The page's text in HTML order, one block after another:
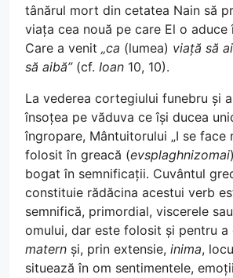
tânărul mort din cetatea Nain să
viața cea nouă pe care El o aduce
Care a venit „ca (lumea) viață să
să aibă”(cf. Ioan 10, 10).
La vederea cortegiului funebru și
însoțea pe văduva ce își ducea
îngropare, Mântuitorului „I se face
folosit în greacă (evsplaghnizomai
bogat în semnificații. Cuvântul
constituie rădăcina acestui verb
semnifică, primordial, viscerele
omului, dar este folosit și pentru a
matern și, prin extensie, inima,
situează în om sentimentele,